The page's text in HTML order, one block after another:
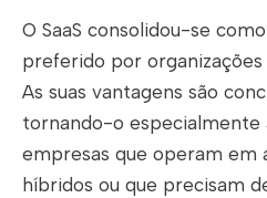
O SaaS consolidou-se
preferido por organizações
As suas vantagens são
tornando-o especialmente
empresas que operam em
híbridos ou que precisam